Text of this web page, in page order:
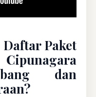
Daftar Paket
dan